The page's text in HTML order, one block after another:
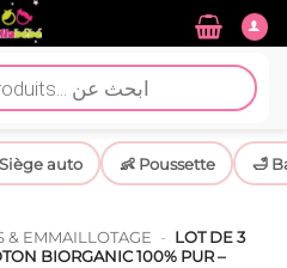
auto 👶 Poussette 🛁
& EMMAILLOTAGE - LOT DE 3
BIORGANIC 100% PUR –